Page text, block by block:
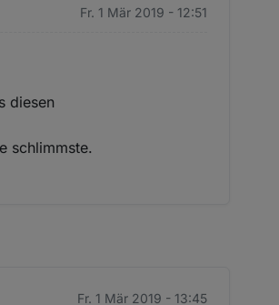
Fr. 1 Mär 2019 - 12:51
diesen
schlimmste.
Fr. 1 Mär 2019 - 13:45